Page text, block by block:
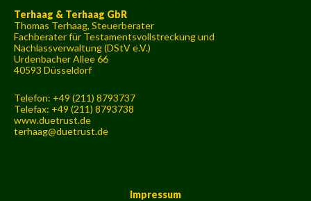
Terhaag & Terhaag GbR
Thomas Terhaag, Steuerberater
Fachberater für Testamentsvollstreckung und
Nachlassverwaltung (DStV e.V.)
Urdenbacher Allee 66
40593 Düsseldorf
Telefon: +49 (211) 8793737
Telefax: +49 (211) 8793738
www.duetrust.de
terhaag@duetrust.de
Impressum